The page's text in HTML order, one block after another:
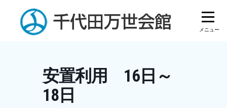
content
安置利用 16日～
18日